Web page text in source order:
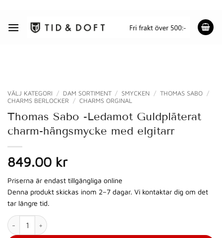
content
VÄLJ KATEGORI / DAM SORTIMENT / SMYCKEN / THOMAS SABO
/
CHARMS BERLOCKER
/ CHARMS ORGINAL
Thomas Sabo -Ledamot Guldpläterat
charm-hängsmycke med elgitarr
849.00 kr
Priserna är endast tillgängliga online
Denna produkt skickas inom 2–7 dagar. Vi kontaktar dig om det
tar längre tid.
Thomas Sabo -Ledamot Guldpläterat charm-hängsmycke med